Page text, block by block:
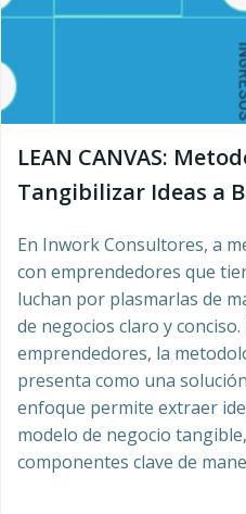
LEAN CANVAS:
Tangibilizar Ideas a
En Inwork Consultores, a
con emprendedores que
luchan por plasmarlas de
de negocios claro y
emprendedores, la
presenta como una
enfoque permite extraer
modelo de negocio
componentes clave de